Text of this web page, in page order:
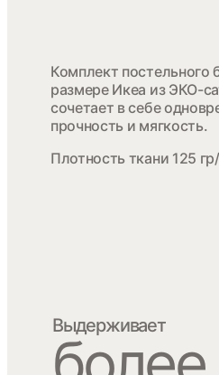
Комплект постельного
размере Икеа из ЭКО-
сочетает в себе
прочность и мягкость.
Плотность ткани 125
Выдерживает